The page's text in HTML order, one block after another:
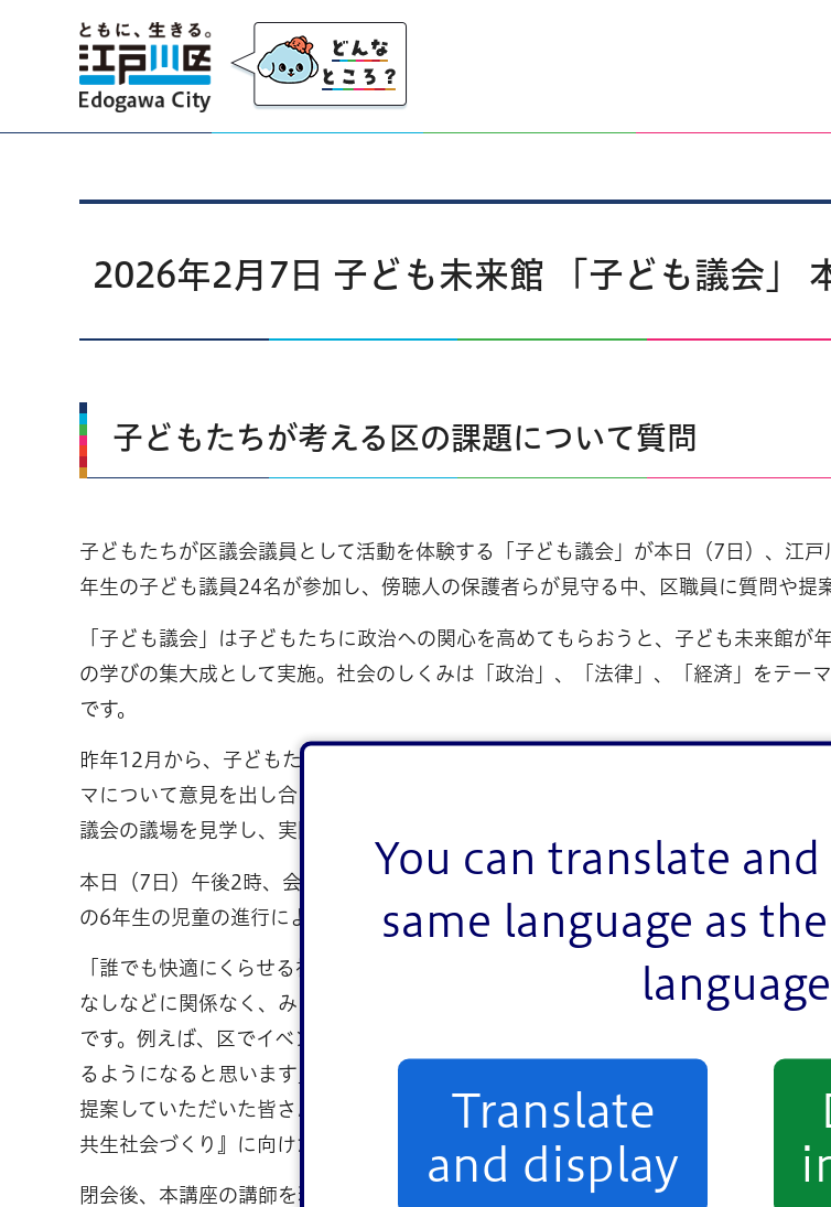
You can translate
same language as
Translate
and display
江戸川区
2026年2月7日 子ども未来館 「子ども議会」
子どもたちが考える区の課題について質問
子どもたちが区議会議員として活動を体験する「子ども議会」が本日（7日）、江
年生の子ども議員24名が参加し、傍聴人の保護者らが見守る中、区職員に質問や提
「子ども議会」は子どもたちに政治への関心を高めてもらおうと、子ども未来館が
の学びの集大成として実施。社会のしくみは「政治」、「法律」、「経済」をテー
です。
昨年12月から、子どもたちは6グループに分かれて子ども議会に提出する質問を準
マについて意見を出し合いました。今年1月に入ってからは4回の講座の中で質問
議会の議場を見学し、実際の区議会の雰囲気を体感しました。
本日（7日）午後2時、会場となった多目的室には子ども議員のほか、傍聴人の保
の6年生の児童の進行により開会。区文化共育部長の招集あいさつの後、6つのグル
「誰でも快適にくらせる社会づくりについて」質問した第4グループは「年齢の違い
なしなどに関係なく、みんなが参加して楽しめ、お互いを理解しあえる取り組みを行
です。例えば、区でイベントを行ったり、各学校で学んだりすれば、私たちみんなが
るようになると思います」と提案。これを受け、区職員は「学校での学びの機会をつ
提案していただいた皆さんの大切な意見を活かしながら、『誰もが安心して自分らし
共生社会づくり』に向けた取り組みを続けていきます」と答弁しました。
閉会後、本講座の講師を務めた一ノ瀬佳也立教大学法学部兼任講師は「今回の講座は